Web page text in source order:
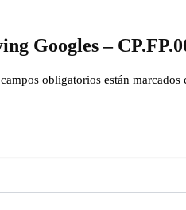
Googles –
obligatorios están marcados